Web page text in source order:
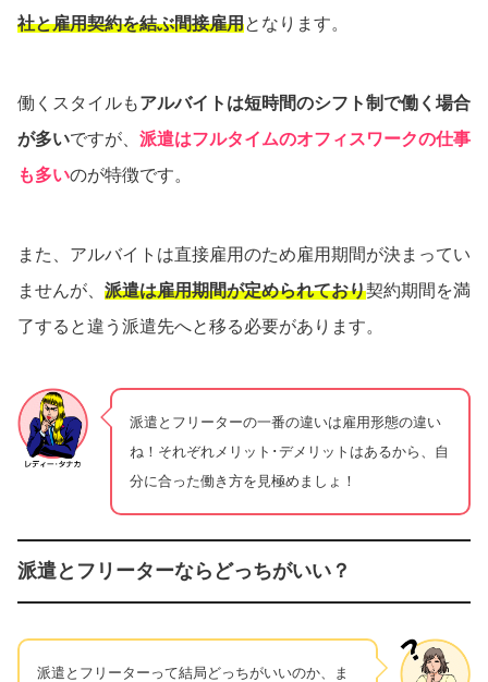
社と雇用契約を結ぶ間接雇用となります。
働くスタイルもアルバイトは短時間のシフト制で働く場合
が多いですが、 派遣はフルタイムのオフィスワークの仕事
も多いのが特徴です。
また、アルバイトは直接雇用のため雇用期間が決まってい
ませんが、 派遣は雇用期間が定められており契約期間を満
了すると違う派遣先へと移る必要があります。
派遣とフリーターの一番の違いは雇用形態の違い
ね！それぞれメリット･デメリットはあるから、自
分に合った働き方を見極めましょ！
派遣とフリーターならどっちがいい？
派遣とフリーターって結局どっちがいいのか、ま